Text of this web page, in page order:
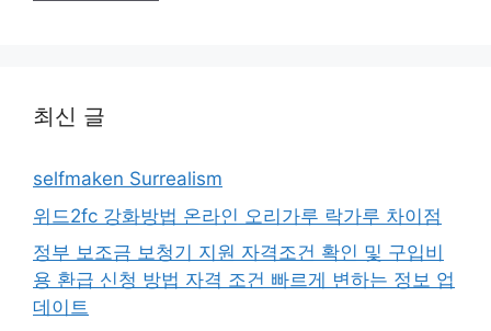
최신 글
selfmaken Surrealism
위드2fc 강화방법 온라인 오리가루 락가루 차이점
정부 보조금 보청기 지원 자격조건 확인 및 구입비
용 환급 신청 방법 자격 조건 빠르게 변하는 정보 업
데이트